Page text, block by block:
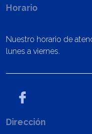
Horario
Nuestro horario de
lunes a viernes.
Dirección